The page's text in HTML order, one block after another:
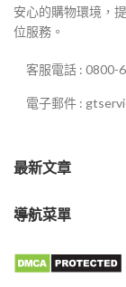
安心的購物環境，
位服務。
客服電話 : 0800-
電子郵件 :
最新文章
導航菜單